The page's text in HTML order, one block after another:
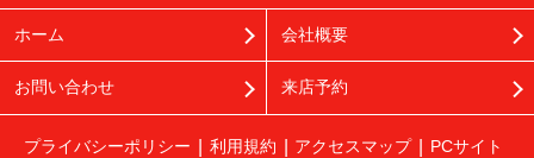
ホーム 会社概要
お問い合わせ 来店予約
プライバシーポリシー 利用規約 アクセスマップ
PCサイト